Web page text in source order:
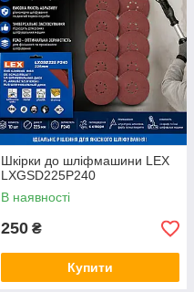
Шкірки до шліфмашини LEX
LXGSD225P240
В наявності
250 ₴
Купити